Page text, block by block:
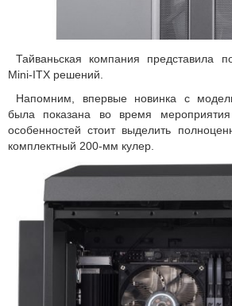
Тайваньская компания представила
Mini-ITX решений.
Напомним, впервые новинка с
была показана во время
особенностей стоит выделить
комплектный 200-мм кулер.